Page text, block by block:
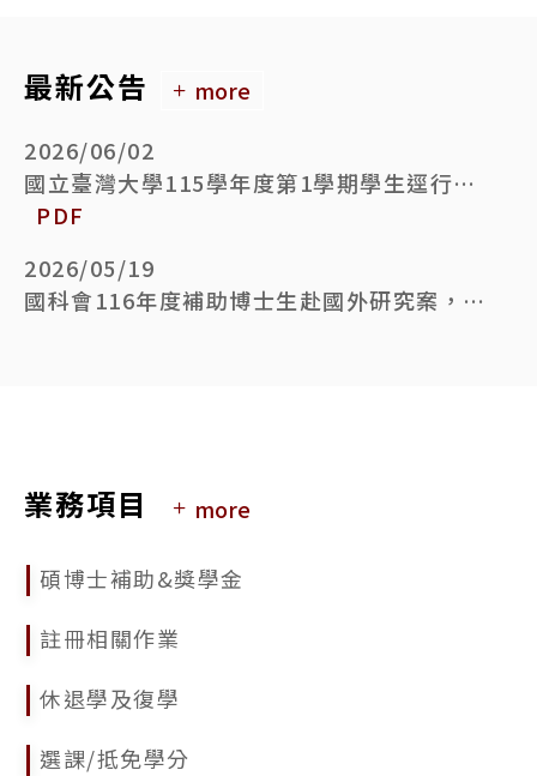
最新公告
more
2026/06/02
國立臺灣大學115學年度第1學期學生逕行修讀博士學位備取生遞補錄取名單公告
PDF
2026/05/19
國科會116年度補助博士生赴國外研究案，申請時間自115年6月1日至7月29日(星期三)早上8時止
2026/02/09
2025/11/25
2025/11/20
業務項目 more
碩博士補助&獎學金
註冊相關作業
休退學及復學
選課/抵免學分